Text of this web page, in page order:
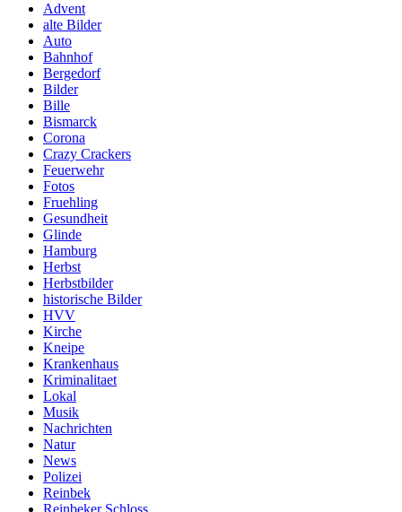
Advent
alte Bilder
Auto
Bahnhof
Bergedorf
Bilder
Bille
Bismarck
Corona
Crazy Crackers
Feuerwehr
Fotos
Fruehling
Gesundheit
Glinde
Hamburg
Herbst
Herbstbilder
historische Bilder
HVV
Kirche
Kneipe
Krankenhaus
Kriminalitaet
Lokal
Musik
Nachrichten
Natur
News
Polizei
Reinbek